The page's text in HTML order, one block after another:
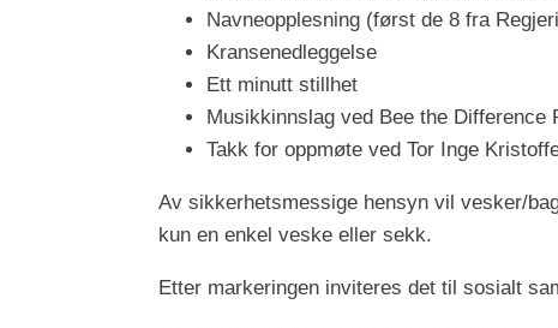
Navneopplesning (først de 8 fra
Kransenedleggelse
Ett minutt stillhet
Musikkinnslag ved Bee the Difference
Takk for oppmøte ved Tor Inge
Av sikkerhetsmessige hensyn vil vesker/
kun en enkel veske eller sekk.
Etter markeringen inviteres det til sosialt